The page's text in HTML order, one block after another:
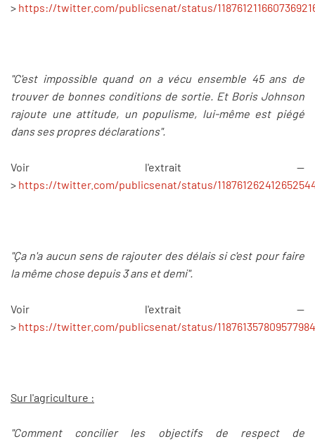
> https://twitter.com/publicsenat/status/
"C'est impossible quand on a vécu ensemble 45 ans de
trouver de bonnes conditions de sortie. Et Boris Johnson
rajoute une attitude, un populisme, lui-même est piégé
dans ses propres déclarations".
Voir l'extrait --
> https://twitter.com/publicsenat/status/
"Ça n'a aucun sens de rajouter des délais si c'est pour faire
la même chose depuis 3 ans et demi".
Voir l'extrait --
> https://twitter.com/publicsenat/status/
Sur l'agriculture :
"Comment concilier les objectifs de respect de